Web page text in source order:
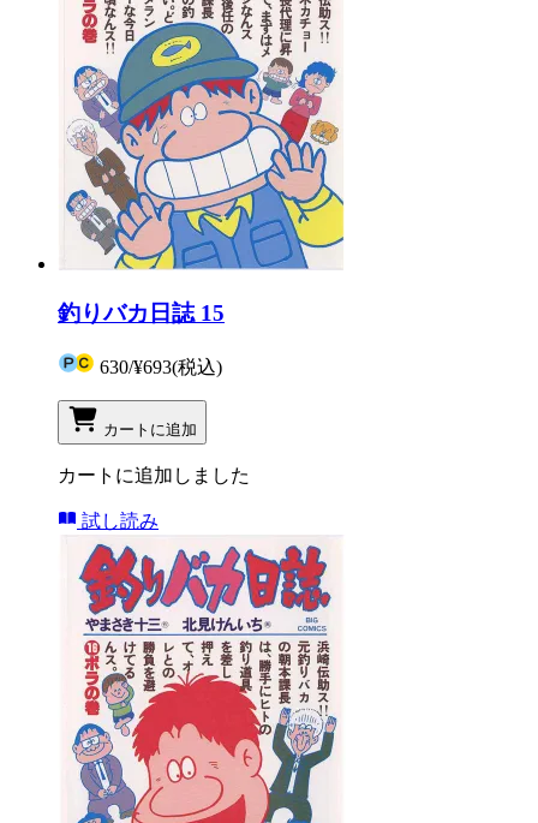
釣りバカ日誌 15
630/¥693(税込)
カートに追加
カートに追加しました
試し読み